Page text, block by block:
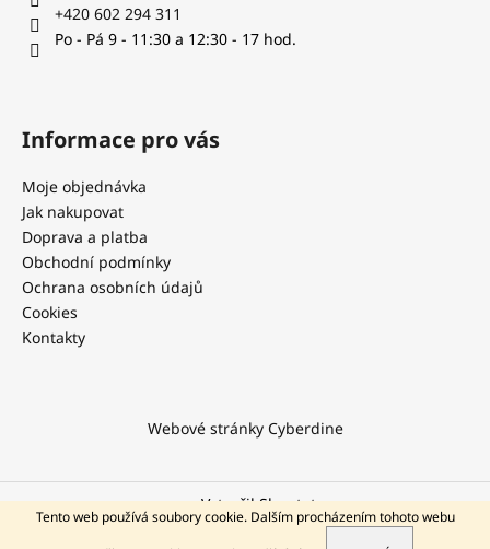
Tento web používá soubory cookie. Dalším procházením tohoto webu
KONTAKT NA PODPORU
v
ý
+420 602 294 311
Po - Pá 9 - 11:30 a 12:30 - 17 hod.
Informace pro vás
Moje objednávka
Jak nakupovat
Doprava a platba
Obchodní podmínky
Ochrana osobních údajů
Cookies
Kontakty
Webové stránky Cyberdine
Vytvořil Shoptet